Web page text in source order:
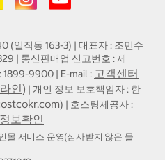
(일직동 163-3) | 대표자 : 조민수
| 통신판매업 신고번호 : 제
1899-9900 | E-mail : 고객센터
인) | 개인 정보 보호책임자 : 한
) | 호스팅제공자 :
보확인
몰 서비스 운영(심사받지 않은 물